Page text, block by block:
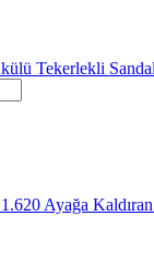
Tekerlekli
Ayağa